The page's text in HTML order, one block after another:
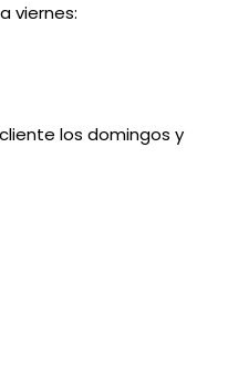
viernes:
los domingos y